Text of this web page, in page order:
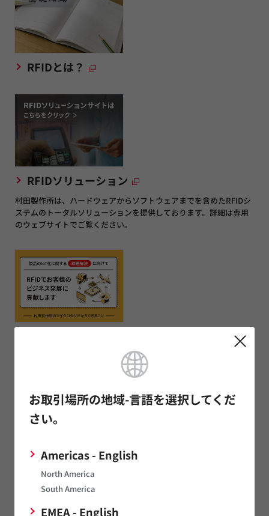
お取引場所の地域-言語を選択してくだ
さい。
Americas - English
North America
South America
EMEA - English
RFIDとは？
RFIDソリューション
村田製作所は、ハードウェアからソフトウェアまでを含めたRFIDシ
ステムのトータルソリューションを提供しております。詳細は専用
のウェブサイトでご覧ください。
RFIDマイクロタグの活用の動画や、ムラタのRFIDマイクロタグが選
ばれる理由、活用事例・資料ダウンロードなどの詳細をご確認いた
RFIDビデオライブラリ